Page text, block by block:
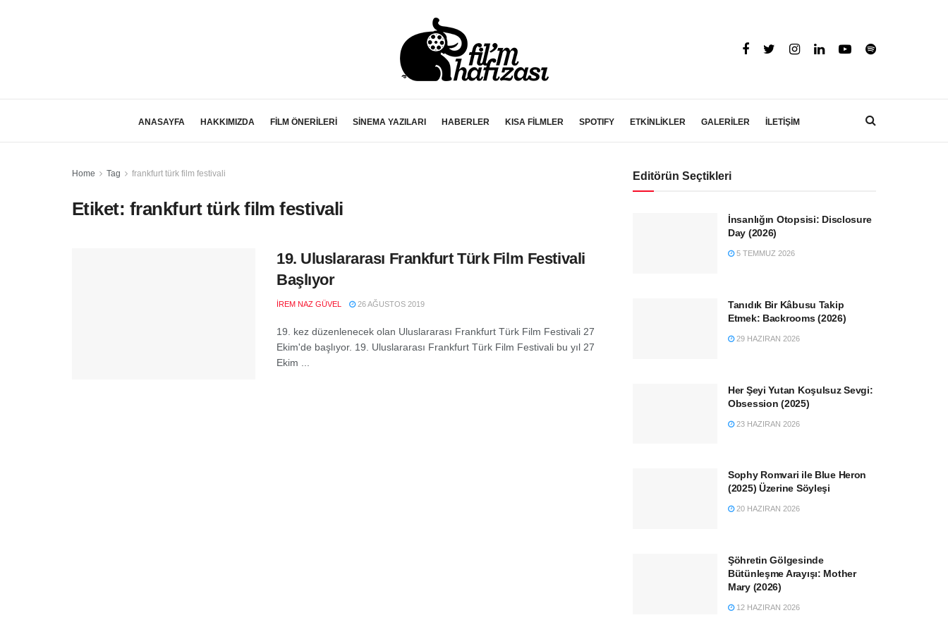
ANASAYFA HAKKIMIZDA FİLM ÖNERİLERİ SİNEMA YAZILARI HABERLER KISA FİLMLER SPOTIFY ETKİNLİKLER GALERİLER İLETİŞİM
Home Tag frankfurt türk film festivali
Etiket: frankfurt türk film festivali
19. Uluslararası Frankfurt Türk Film Festivali
Başlıyor
İREM NAZ GÜVEL 26 AĞUSTOS 2019
19. kez düzenlenecek olan Uluslararası Frankfurt Türk Film Festivali 27
Ekim'de başlıyor. 19. Uluslararası Frankfurt Türk Film Festivali bu yıl 27
Ekim ...
Editörün Seçtikleri
İnsanlığın Otopsisi: Disclosure
Day (2026)
5 TEMMUZ 2026
Tanıdık Bir Kâbusu Takip
Etmek: Backrooms (2026)
29 HAZIRAN 2026
Her Şeyi Yutan Koşulsuz Sevgi:
Obsession (2025)
23 HAZIRAN 2026
Sophy Romvari ile Blue Heron
(2025) Üzerine Söyleşi
20 HAZIRAN 2026
Şöhretin Gölgesinde
Bütünleşme Arayışı: Mother
Mary (2026)
12 HAZIRAN 2026